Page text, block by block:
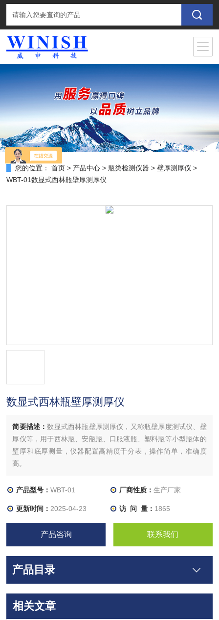
您的位置： 首页 > 产品中心 >瓶类检测仪器 >壁厚测厚仪 >
WBT-01数显式西林瓶壁厚测厚仪
数显式西林瓶壁厚测厚仪
简要描述：数显式西林瓶壁厚测厚仪，又称瓶壁厚度测试仪、壁
厚仪等，用于西林瓶、安瓿瓶、口服液瓶、塑料瓶等小型瓶体的
壁厚和底厚测量，仪器配置高精度千分表，操作简单，准确度
高。
产品型号：WBT-01 厂商性质： 生产厂家
更新时间： 2025-04-23 访 问 量： 1865
产品咨询 联系我们
产品目录
相关文章